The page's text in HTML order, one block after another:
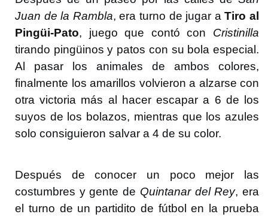
Juan de la Rambla, era turno de jugar aTiro al
Pingüi-Pato, juego que contó con Cristinilla
tirando pingüinos y patos con su bola especial.
Al pasar los animales de ambos colores,
finalmente los amarillos volvieron a alzarse con
otra victoria más al hacer escapar a 6 de los
suyos de los bolazos, mientras que los azules
solo consiguieron salvar a 4 de su color.
Después de conocer un poco mejor las
costumbres y gente de Quintanar del Rey, era
el turno de un partidito de fútbol en la prueba